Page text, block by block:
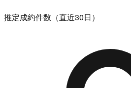
推定成約件数（直近30日）